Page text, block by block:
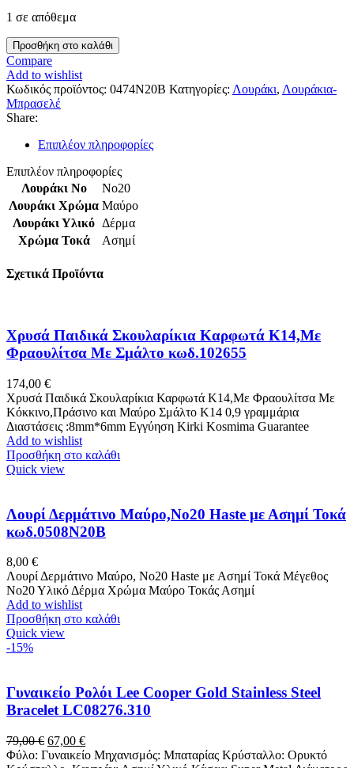
1 σε απόθεμα
Λουρί
Δερμάτινο
Μαύρο
No20
Kostelo
με
Τοκά
ποσότητα
Προσθήκη στο καλάθι
Compare
Add to wishlist
Κωδικός προϊόντος: 0474N20B Κατηγορίες: Λουράκι, Λουράκια-
Μπρασελέ
Share:
Επιπλέον πληροφορίες
Επιπλέον πληροφορίες
Λουράκι Νο
No20
Λουράκι Χρώμα Μαύρο
Λουράκι Υλικό Δέρμα
Χρώμα Τοκά
Ασημί
Σχετικά Προϊόντα
Χρυσά Παιδικά Σκουλαρίκια Καρφωτά Κ14,Με
Φραουλίτσα Με Σμάλτο κωδ.102655
174,00 €
Χρυσά Παιδικά Σκουλαρίκια Καρφωτά Κ14,Με Φραουλίτσα Με
Κόκκινο,Πράσινο και Μαύρο Σμάλτο Κ14 0,9 γραμμάρια
Διαστάσεις :8mm*6mm Εγγύηση Kirki Kosmima Guarantee
Add to wishlist
Προσθήκη στο καλάθι
Quick view
Λουρί Δερμάτινο Μαύρο,No20 Haste με Ασημί Τοκά
κωδ.0508N20B
8,00 €
Λουρί Δερμάτινο Μαύρο, No20 Haste με Ασημί Τοκά Μέγεθος
Νο20 Υλικό Δέρμα Χρώμα Μαύρο Τοκάς Ασημί
Add to wishlist
Προσθήκη στο καλάθι
Quick view
-15%
Γυναικείο Ρολόι Lee Cooper Gold Stainless Steel
Bracelet LC08276.310
79,00€ Original
price
67,00 €Η
τρέχουσα
Φύλο: Γυναικείο Μηχανισμός: Μπαταρίας Κρύσταλλο: Ορυκτό